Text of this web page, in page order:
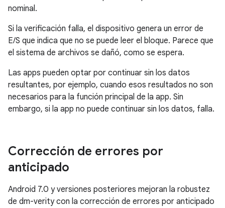
nominal.
Si la verificación falla, el dispositivo genera un error de
E/S que indica que no se puede leer el bloque. Parece que
el sistema de archivos se dañó, como se espera.
Las apps pueden optar por continuar sin los datos
resultantes, por ejemplo, cuando esos resultados no son
necesarios para la función principal de la app. Sin
embargo, si la app no puede continuar sin los datos, falla.
Corrección de errores por
anticipado
Android 7.0 y versiones posteriores mejoran la robustez
de dm-verity con la corrección de errores por anticipado